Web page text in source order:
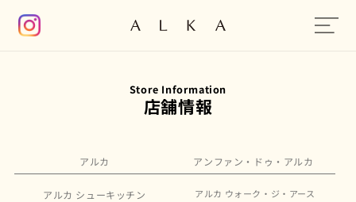
コンテンツに進む
Store Information
店舗情報
アルカ アンファン・ドゥ・アルカ
アルカ シューキッチン アルカ ウォーク・ジ・アース